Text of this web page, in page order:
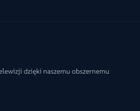
dzięki naszemu obszernemu